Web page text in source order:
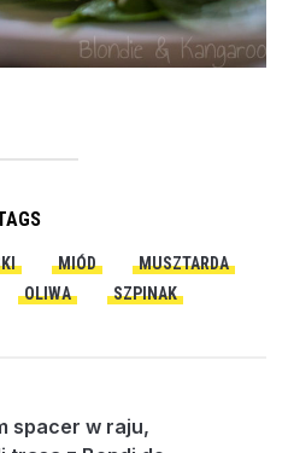
MIÓD
MUSZTARDA
OLIWA SZPINAK
spacer w raju,